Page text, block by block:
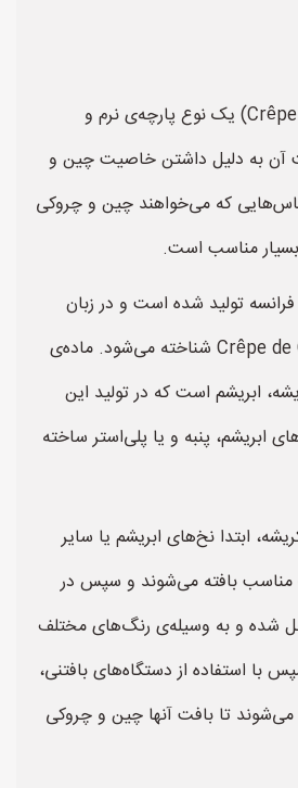
(Crêpe Fabric) یک نوع پارچه‌ی نرم و
به دلیل داشتن خاصیت چین و
که می‌خواهند چین و چروکی
مناسب است.
فرانسه تولید شده است و در زبان
فرانسوی به نام Crêpe de Chine شناخته می‌شود. ماده‌ی
ابریشم است که در تولید این
ابریشم، پنبه و یا پلی‌استر ساخته
ابتدا نخ‌های ابریشم یا سایر
مناسب بافته می‌شوند و سپس در
شده و به وسیله‌ی رنگ‌های مختلف
با استفاده از دستگاه‌های بافتنی،
تا بافت آنها چین و چروکی